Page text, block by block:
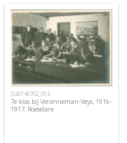
JS20140702_013
7e klas bij Veranneman-Veys, 1916-
1917, Roeselare